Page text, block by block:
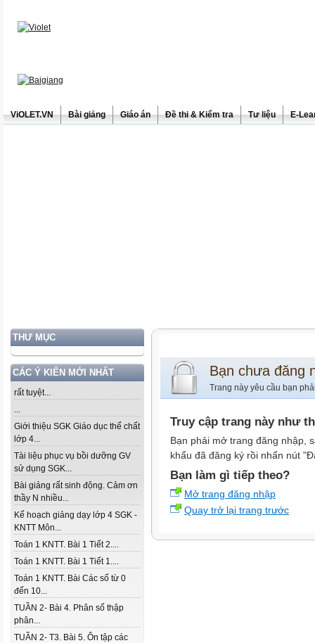
ViOLET.VN Bài giảng Giáo án Đề thi & Kiểm tra Tư liệu E-
THƯ MỤC
CÁC Ý KIẾN MỚI NHẤT
rất tuyệt...
...
Giới thiệu SGK Giáo dục thể chất
lớp 4...
Tài liệu phục vụ bồi dưỡng GV
sử dụng SGK...
Bài giảng rất sinh động. Cảm ơn
thầy N nhiều...
Kế hoạch giảng dạy lớp 4 SGK -
KNTT Môn...
Toán 1 KNTT. Bài 1 Tiết 2....
Toán 1 KNTT. Bài 1 Tiết 1....
Toán 1 KNTT. Bài Các số từ 0
đến 10...
TUẦN 2- Bài 4. Phân số thập
phân...
TUẦN 2- T3. Bài 5. Ôn tập các
Bạn chưa đăng
Trang này yêu cầu bạn
Truy cập trang này như
Bạn phải mở trang đăng nhập,
khẩu đã đăng ký rồi nhấn nút
Bạn làm gì tiếp theo?
Mở trang đăng nhập
Quay trở lại trang trước